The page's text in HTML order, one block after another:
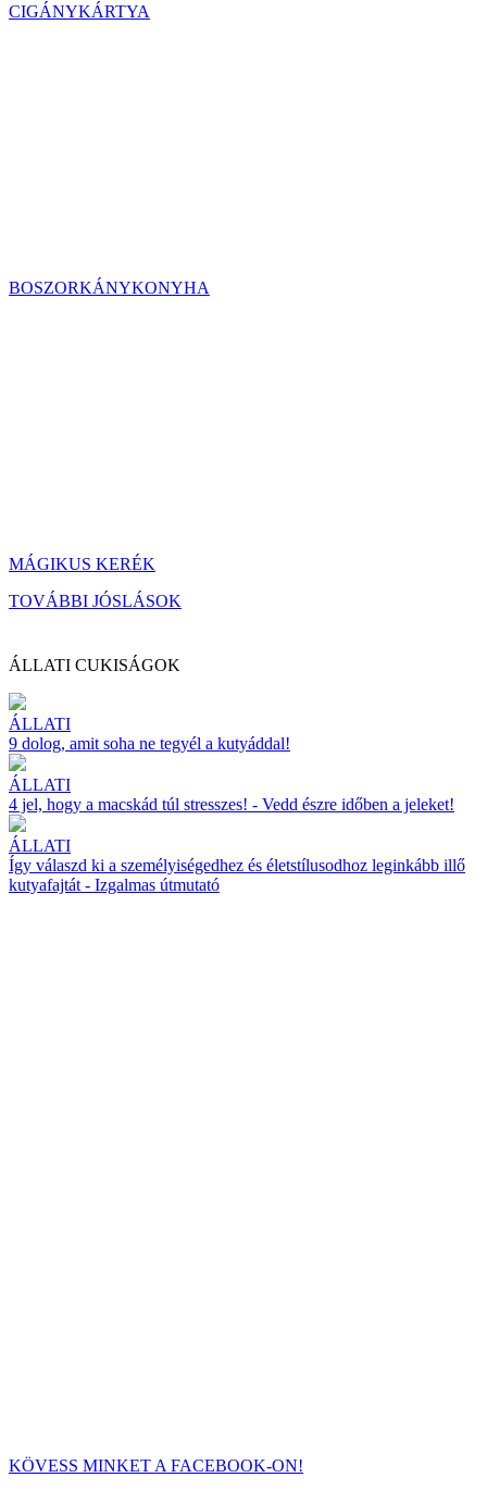
CIGÁNYKÁRTYA
BOSZORKÁNYKONYHA
MÁGIKUS KERÉK
TOVÁBBI JÓSLÁSOK
ÁLLATI CUKISÁGOK
ÁLLATI
9 dolog, amit soha ne tegyél a kutyáddal!
ÁLLATI
4 jel, hogy a macskád túl stresszes! - Vedd észre időben a jeleket!
ÁLLATI
Így válaszd ki a személyiségedhez és életstílusodhoz leginkább illő
kutyafajtát - Izgalmas útmutató
KÖVESS MINKET A FACEBOOK-ON!